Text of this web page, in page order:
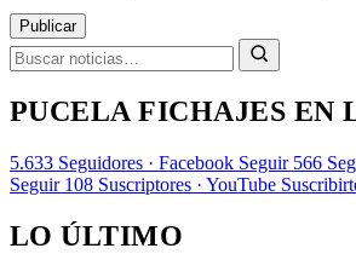
Publicar
PUCELA FICHAJES EN
5.633 Seguidores · Facebook Seguir 566
Seguir 108 Suscriptores · YouTube
LO ÚLTIMO